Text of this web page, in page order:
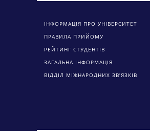
ІНФОРМАЦІЯ ПРО УНІВЕРСИТЕТ
ПРАВИЛА ПРИЙОМУ
РЕЙТИНГ СТУДЕНТІВ
ЗАГАЛЬНА ІНФОРМАЦІЯ
ВІДДІЛ МІЖНАРОДНИХ ЗВ’ЯЗКІВ